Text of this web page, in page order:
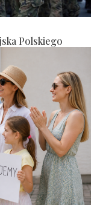
Polskiego